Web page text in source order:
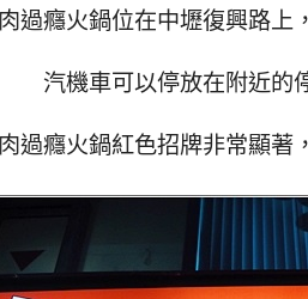
肉過癮火鍋位在中壢復興路上
汽機車可以停放在附近的
肉過癮火鍋紅色招牌非常顯著